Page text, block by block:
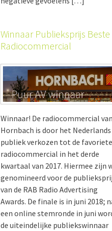
Winnaar Publieksprijs Beste
Radiocommercial
Winnaar! De radiocommercial van
Hornbach is door het Nederlands
publiek verkozen tot de favoriete
radiocommercial in het derde
kwartaal van 2017. Hiermee zijn
genomineerd voor de
van de RAB Radio Advertising
Awards. De finale is in juni 2018;
een online stemronde in juni
de uiteindelijke publiekswinnaar